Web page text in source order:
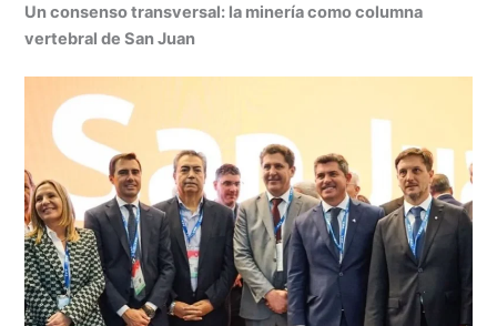
Un consenso transversal: la minería como columna
vertebral de San Juan